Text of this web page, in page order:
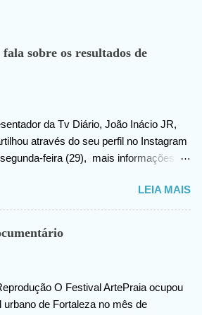
sobre os resultados de
da Tv Diário, João Inácio JR,
através do seu perfil no Instagram
feira (29), mais informações
há alguns dias atrás. João confirma que
foram negativos para câncer de
posteriormente ele agradece ao criador
no vídeo compartilhado na
saúde.
LEIA MAIS
O Festival ArtePraia ocupou
urbano de Fortaleza no mês de